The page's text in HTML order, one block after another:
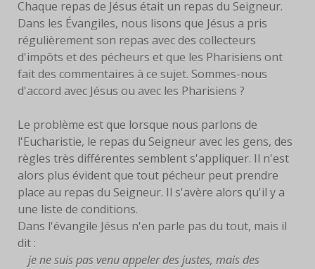
FACEBOOK
SERVANTES
PRIÈRES
PRIÈRE À EYMARD
NEUVAINE
PRIÈRE AVEC MARIE
Chaque repas de Jésus était un repas du Seigneur.
Dans les Évangiles, nous lisons que Jésus a pris
régulièrement son repas avec des collecteurs
d'impôts et des pécheurs et que les Pharisiens ont
fait des commentaires à ce sujet. Sommes-nous
d'accord avec Jésus ou avec les Pharisiens ?
Le problème est que lorsque nous parlons de
l'Eucharistie, le repas du Seigneur avec les gens, des
règles très différentes semblent s'appliquer. Il n'est
alors plus évident que tout pécheur peut prendre
place au repas du Seigneur. Il s'avère alors qu'il y a
une liste de conditions.
Dans l'évangile Jésus n'en parle pas du tout, mais il
dit :
je ne suis pas venu appeler des justes, mais des